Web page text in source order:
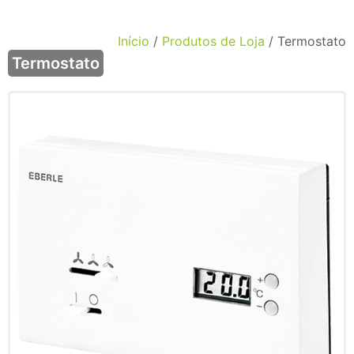
Início / Produtos de Loja / Termostato
Termostato